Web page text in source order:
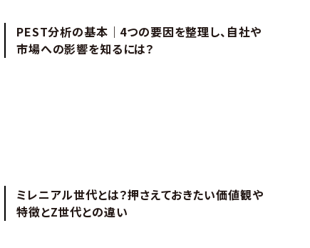
PEST分析の基本｜4つの要因を整理し、自社や
市場への影響を知るには？
ミレニアル世代とは？押さえておきたい価値観や
特徴とZ世代との違い